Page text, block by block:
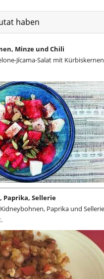
haben
Minze und Chili
Jícama-Salat mit
Sellerie
Paprika und